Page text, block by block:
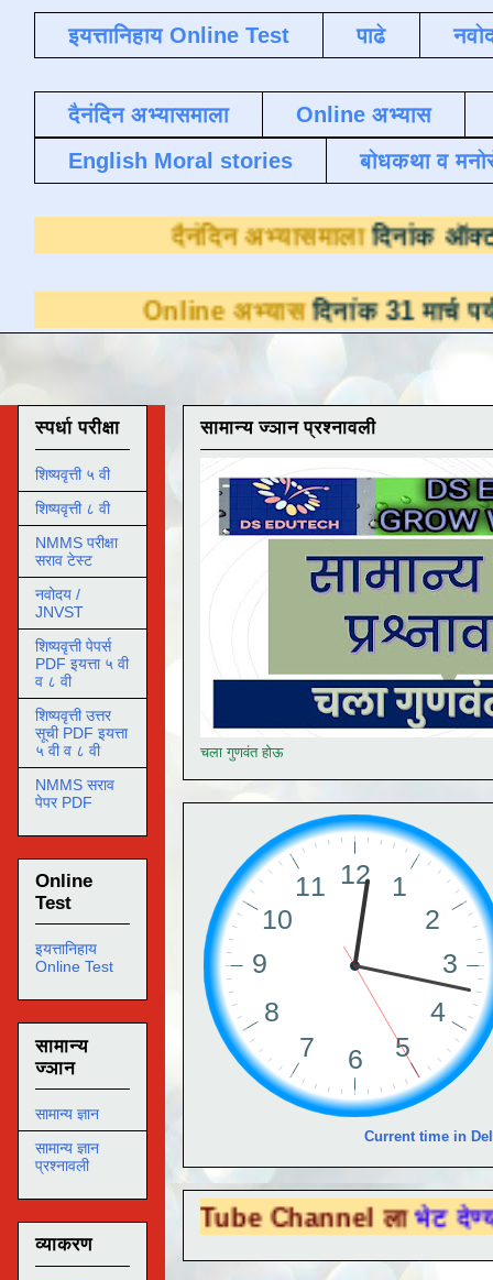
इयत्तानिहाय Online Test पाढे
दैनंदिन अभ्यासमाला
Online अभ्यास
English Moral stories
बोधकथा व
दैनंदिन
अभ्यासदिनांक 31 मार्च पर्यंत
सामान्य ज्ञान प्रश्नावली
चला गुणवंत होऊ
Current time in
Tube Channel लाभेट देण्यासाठी येथे
स्पर्धा परीक्षा
शिष्यवृत्ती ५ वी
शिष्यवृत्ती ८ वी
NMMS परीक्षा
सराव टेस्ट
नवोदय /
JNVST
शिष्यवृत्ती पेपर्स
PDF इयत्ता ५ वी
व ८ वी
शिष्यवृत्ती उत्तर
सूची PDF इयत्ता
५ वी व ८ वी
NMMS सराव
पेपर PDF
Online
Test
इयत्तानिहाय
Online Test
सामान्य
ज्ञान
सामान्य ज्ञान
सामान्य ज्ञान
प्रश्नावली
व्याकरण